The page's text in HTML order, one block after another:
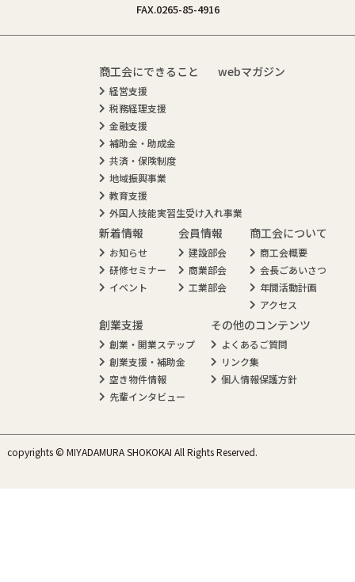
FAX.0265-85-4916
商工会にできること
経営支援
税務経理支援
金融支援
補助金・助成金
共済・保険制度
地域振興事業
教育支援
外国人技能実習生受け入れ事業
webマガジン
新着情報
お知らせ
研修セミナー
イベント
会員情報
建設部会
商業部会
工業部会
商工会について
商工会概要
会長ごあいさつ
年間活動計画
アクセス
創業支援
創業・開業ステップ
創業支援・補助金
空き物件情報
先輩インタビュー
その他のコンテンツ
よくあるご質問
リンク集
個人情報保護方針
copyrights © MIYADAMURA SHOKOKAI All Rights Reserved.